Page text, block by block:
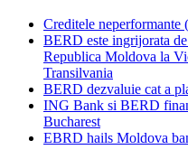
Creditele
BERD este ingrijorata
Republica Moldova la
Transilvania
BERD dezvaluie cat a
ING Bank si BERD
Bucharest
EBRD hails Moldova